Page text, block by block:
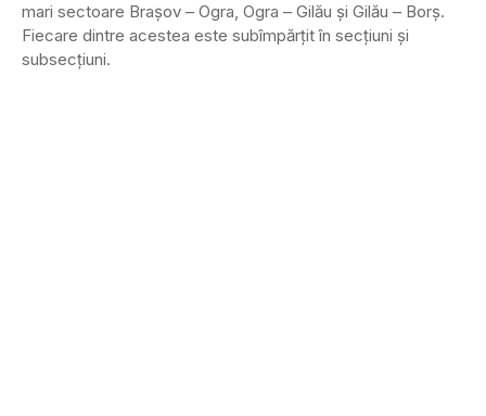
mari sectoare Brașov – Ogra, Ogra – Gilău și Gilău – Borș.
Fiecare dintre acestea este subîmpărțit în secțiuni și
subsecțiuni.